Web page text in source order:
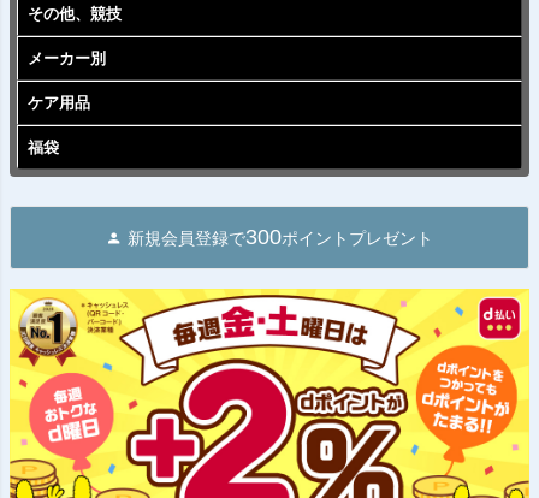
その他、競技
メーカー別
ケア用品
福袋
新規会員登録で300ポイントプレゼント